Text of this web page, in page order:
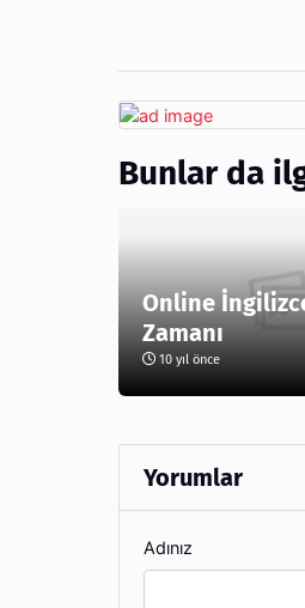
Bunlar da
Online
Zamanı
10 yıl önce
Yorumlar
Adınız